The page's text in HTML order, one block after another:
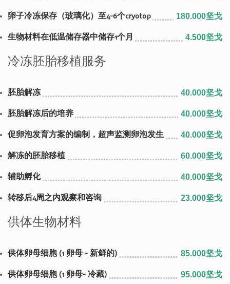
卵子冷冻保存（玻璃化）至4-6个cryotop 180.000坚戈
生物材料在低温储存器中储存1个月 4.500坚戈
冷冻胚胎移植服务
胚胎解冻 40.000坚戈
胚胎解冻后的培养 40.000坚戈
促卵泡发育方案的编制，超声监测卵泡发生 40.000坚戈
解冻的胚胎移植 60.000坚戈
辅助孵化 40.000坚戈
转移后4周之内观察和咨询 23.000坚戈
供体生物材料
供体卵母细胞 (1 卵母 - 新鲜的) 85.000坚戈
供体卵母细胞 (1 卵母- 冷藏) 95.000坚戈